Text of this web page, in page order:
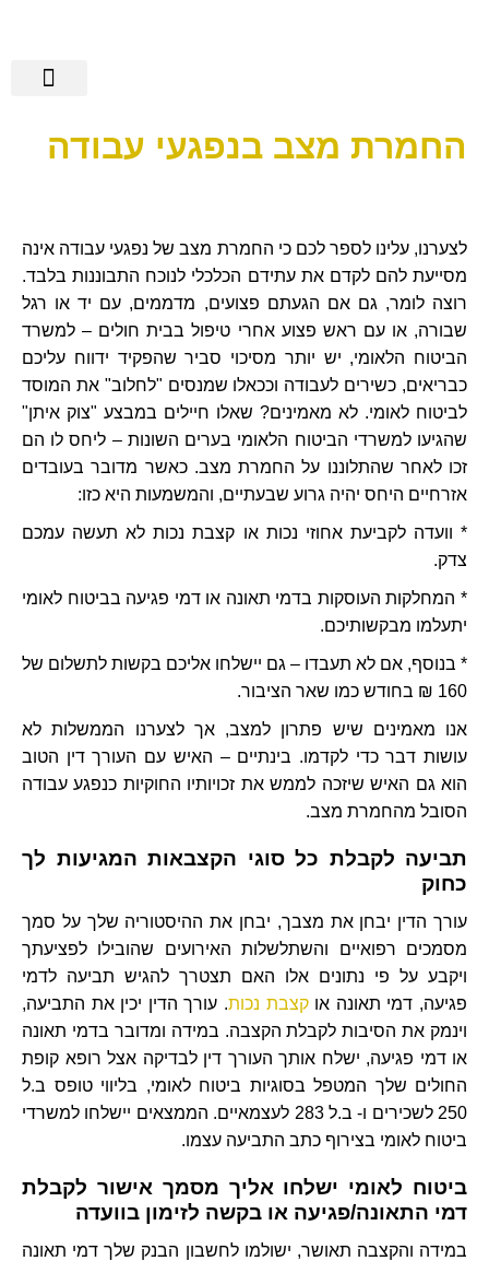
החמרת מצב בנפגעי עבודה
לצערנו, עלינו לספר לכם כי החמרת מצב של נפגעי עבודה אינה
מסייעת להם לקדם את עתידם הכלכלי לנוכח התבוננות בלבד.
רוצה לומר, גם אם הגעתם פצועים, מדממים, עם יד או רגל
שבורה, או עם ראש פצוע אחרי טיפול בבית חולים – למשרד
הביטוח הלאומי, יש יותר מסיכוי סביר שהפקיד ידווח עליכם
כבריאים, כשירים לעבודה וככאלו שמנסים "לחלוב" את המוסד
לביטוח לאומי. לא מאמינים? שאלו חיילים במבצע "צוק איתן"
שהגיעו למשרדי הביטוח הלאומי בערים השונות – ליחס לו הם
זכו לאחר שהתלוננו על החמרת מצב. כאשר מדובר בעובדים
אזרחיים היחס יהיה גרוע שבעתיים, והמשמעות היא כזו:
* וועדה לקביעת אחוזי נכות או קצבת נכות לא תעשה עמכם
צדק.
* המחלקות העוסקות בדמי תאונה או דמי פגיעה בביטוח לאומי
יתעלמו מבקשותיכם.
* בנוסף, אם לא תעבדו – גם יישלחו אליכם בקשות לתשלום של
160 ₪ בחודש כמו שאר הציבור.
אנו מאמינים שיש פתרון למצב, אך לצערנו הממשלות לא
עושות דבר כדי לקדמו. בינתיים – האיש עם העורך דין הטוב
הוא גם האיש שיזכה לממש את זכויותיו החוקיות כנפגע עבודה
הסובל מהחמרת מצב.
תביעה לקבלת כל סוגי הקצבאות המגיעות לך
כחוק
עורך הדין יבחן את מצבך, יבחן את ההיסטוריה שלך על סמך
מסמכים רפואיים והשתלשלות האירועים שהובילו לפציעתך
ויקבע על פי נתונים אלו האם תצטרך להגיש תביעה לדמי
פגיעה, דמי תאונה אוקצבת נכות. עורך הדין יכין את התביעה,
וינמק את הסיבות לקבלת הקצבה. במידה ומדובר בדמי תאונה
או דמי פגיעה, ישלח אותך העורך דין לבדיקה אצל רופא קופת
החולים שלך המטפל בסוגיות ביטוח לאומי, בליווי טופס ב.ל
250 לשכירים ו- ב.ל 283 לעצמאיים. הממצאים יישלחו למשרדי
ביטוח לאומי בצירוף כתב התביעה עצמו.
ביטוח לאומי ישלחו אליך מסמך אישור לקבלת
דמי התאונה/פגיעה או בקשה לזימון בוועדה
במידה והקצבה תאושר, ישולמו לחשבון הבנק שלך דמי תאונה